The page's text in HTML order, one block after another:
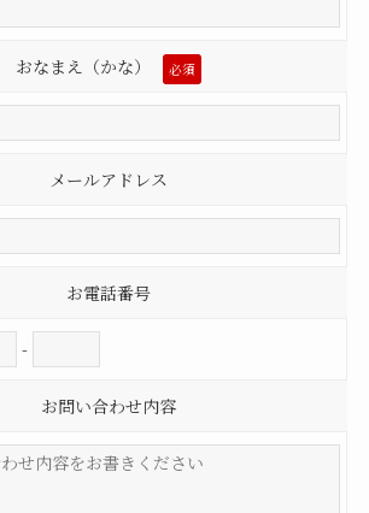
おなまえ（かな） 必須
メールアドレス
お電話番号
-
お問い合わせ内容